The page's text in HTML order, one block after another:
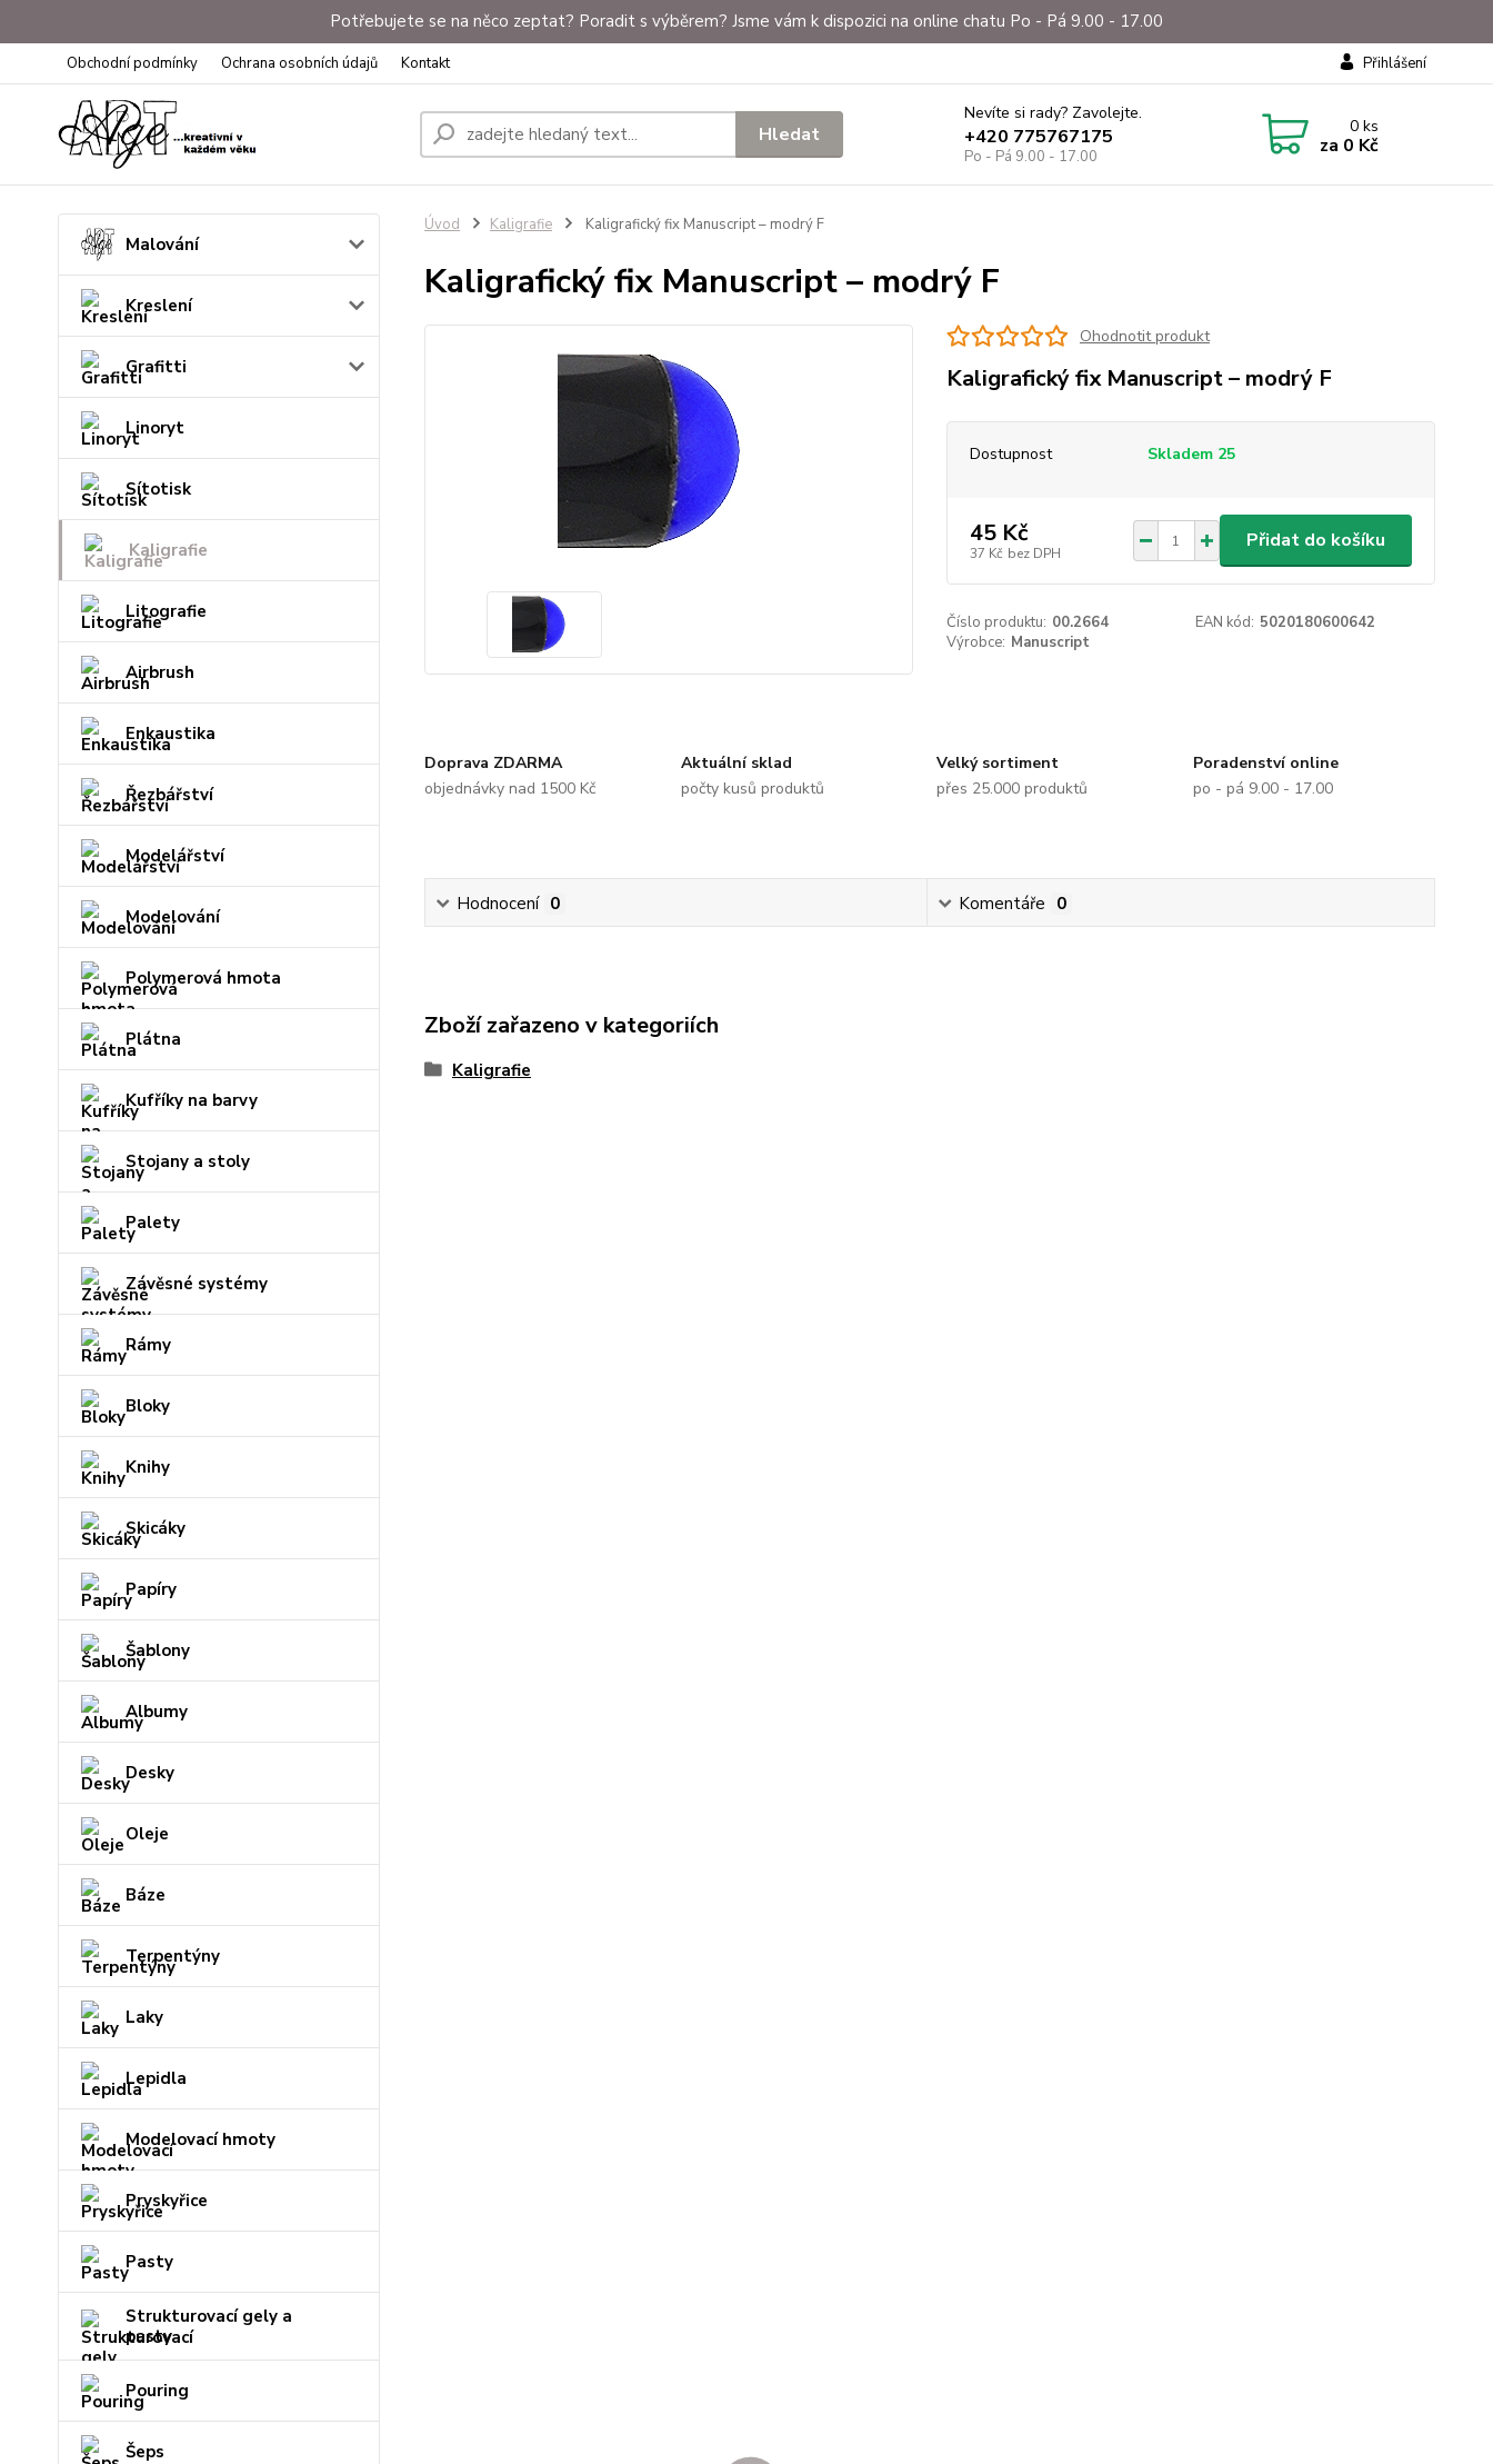
Potřebujete se na něco zeptat? Poradit s výběrem? Jsme vám k dispozici na online chatu Po - Pá 9.00 - 17.00
Obchodní podmínky Ochrana osobních údajů Kontakt Přihlášení
Hledat
Nevíte si rady? Zavolejte.
+420 775767175
Po - Pá 9.00 - 17.00
0ks
za 0 Kč
Malování
Kreslení
Grafitti
Linoryt
Sítotisk
Kaligrafie
Litografie
Airbrush
Enkaustika
Řezbářství
Modelářství
Modelování
Polymerová hmota
Plátna
Kufříky na barvy
Stojany a stoly
Palety
Závěsné systémy
Rámy
Bloky
Knihy
Skicáky
Papíry
Šablony
Albumy
Desky
Oleje
Báze
Terpentýny
Laky
Lepidla
Modelovací hmoty
Pryskyřice
Pasty
Strukturovací gely a
pasty
Pouring
Šeps
Úvod Kaligrafie Kaligrafický fix Manuscript – modrý F
Kaligrafický fix Manuscript – modrý F
Ohodnotit produkt
Kaligrafický fix Manuscript – modrý F
Dostupnost Skladem 25
45 Kč
37 Kč bez DPH
Přidat do košíku
Číslo produktu: 00.2664 EAN kód: 5020180600642
Výrobce: Manuscript
Doprava ZDARMA
objednávky nad 1500 Kč
Aktuální sklad
počty kusů produktů
Velký sortiment
přes 25.000 produktů
Poradenství online
po - pá 9.00 - 17.00
Hodnocení 0 Komentáře 0
Zboží zařazeno v kategoriích
Kaligrafie